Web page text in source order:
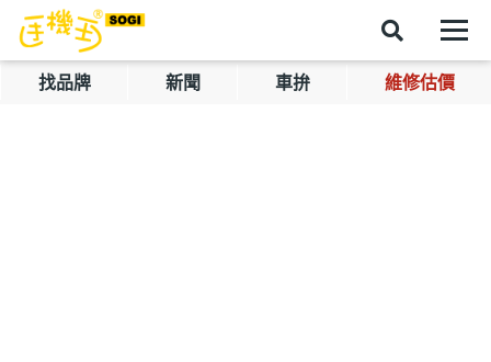
找品牌 新聞 車拚 維修估價